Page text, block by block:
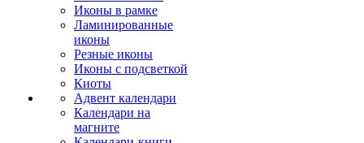
Иконы в рамке
Ламинированные
иконы
Резные иконы
Иконы с подсветкой
Киоты
Адвент календари
Календари на
магните